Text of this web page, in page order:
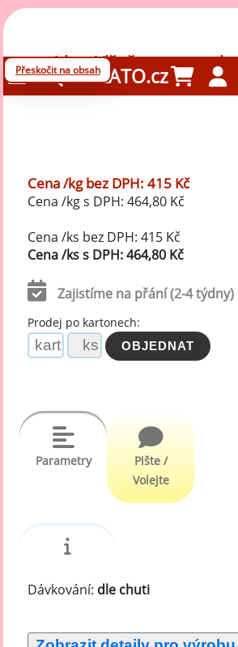
Přeskočit na obsahGELATO.cz
1 kg - Višně senza
Cena /kg bez DPH: 415 Kč
Cena /kg s DPH: 464,80 Kč
Cena /ks bez DPH: 415 Kč
Cena /ks s DPH: 464,80 Kč
Zajistíme na přání (2-4 týdny)
Prodej po kartonech:
Parametry
Pište /
Volejte
Dávkování: dle chuti